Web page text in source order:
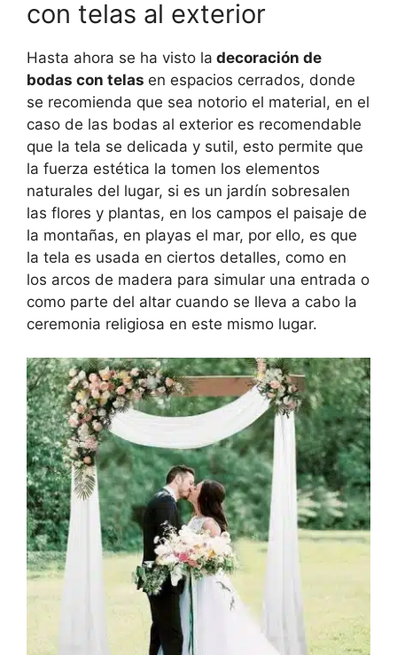
con telas al exterior
Hasta ahora se ha visto la decoración de
bodas con telas en espacios cerrados, donde
se recomienda que sea notorio el material, en el
caso de las bodas al exterior es recomendable
que la tela se delicada y sutil, esto permite que
la fuerza estética la tomen los elementos
naturales del lugar, si es un jardín sobresalen
las flores y plantas, en los campos el paisaje de
la montañas, en playas el mar, por ello, es que
la tela es usada en ciertos detalles, como en
los arcos de madera para simular una entrada o
como parte del altar cuando se lleva a cabo la
ceremonia religiosa en este mismo lugar.